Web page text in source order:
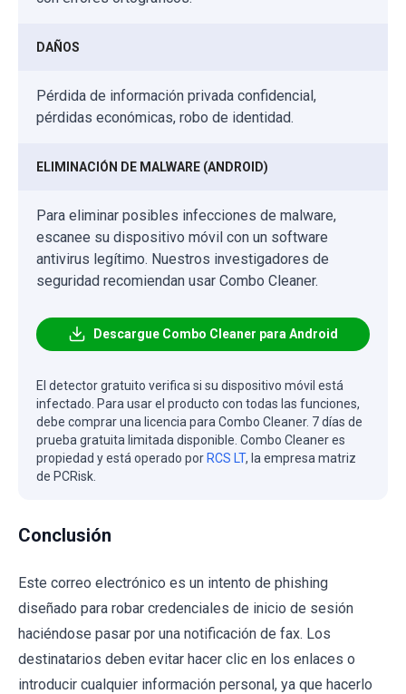
DAÑOS
Pérdida de información privada confidencial,
pérdidas económicas, robo de identidad.
ELIMINACIÓN DE MALWARE (ANDROID)
Para eliminar posibles infecciones de malware,
escanee su dispositivo móvil con un software
antivirus legítimo. Nuestros investigadores de
seguridad recomiendan usar Combo Cleaner.
Descargue Combo Cleaner para Android
El detector gratuito verifica si su dispositivo móvil está
infectado. Para usar el producto con todas las funciones,
debe comprar una licencia para Combo Cleaner. 7 días de
prueba gratuita limitada disponible. Combo Cleaner es
propiedad y está operado por RCS LT, la empresa matriz
de PCRisk.
Conclusión
Este correo electrónico es un intento de phishing
diseñado para robar credenciales de inicio de sesión
haciéndose pasar por una notificación de fax. Los
destinatarios deben evitar hacer clic en los enlaces o
introducir cualquier información personal, ya que hacerlo